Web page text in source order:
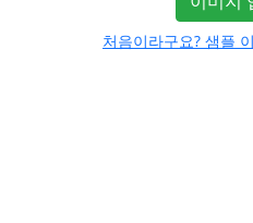
처음이라구요? 샘플